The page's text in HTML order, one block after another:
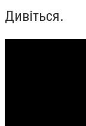
Дивіться.